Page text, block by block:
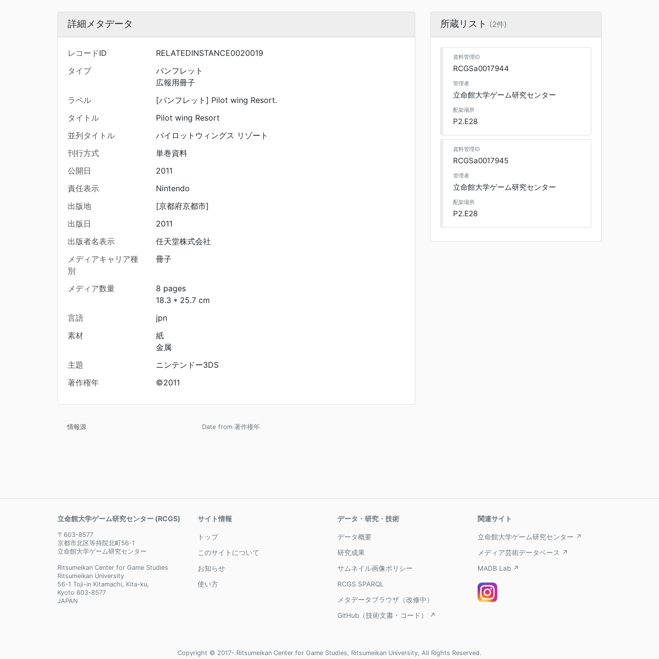
詳細メタデータ
レコードID
RELATEDINSTANCE0020019
タイプ
パンフレット
広報用冊子
ラベル
[パンフレット] Pilot wing Resort.
タイトル
Pilot wing Resort
並列タイトル
パイロットウィングス リゾート
刊行方式
単巻資料
公開日
2011
責任表示
Nintendo
出版地
[京都府京都市]
出版日
2011
出版者名表示
任天堂株式会社
メディアキャリア種
別
冊子
メディア数量
8 pages
18.3 * 25.7 cm
言語
jpn
素材
紙
金属
主題
ニンテンドー3DS
著作権年
©2011
所蔵リスト (2件)
資料管理ID
RCGSa0017944
管理者
立命館大学ゲーム研究センター
配架場所
P2.E28
資料管理ID
RCGSa0017945
管理者
立命館大学ゲーム研究センター
配架場所
P2.E28
情報源 Date from 著作権年
立命館大学ゲーム研究センター (RCGS)
〒603-8577
京都市北区等持院北町56-1
立命館大学ゲーム研究センター
Ritsumeikan Center for Game Studies
Ritsumeikan University
56-1 Toji-in Kitamachi, Kita-ku,
Kyoto 603-8577
JAPAN
サイト情報
トップ
このサイトについて
お知らせ
使い方
データ・研究・技術
データ概要
研究成果
サムネイル画像ポリシー
RCGS SPARQL
メタデータブラウザ（改修中）
GitHub（技術文書・コード） ↗
関連サイト
立命館大学ゲーム研究センター ↗
メディア芸術データベース ↗
MADB Lab ↗
Copyright © 2017- Ritsumeikan Center for Game Studies, Ritsumeikan University, All Rights Reserved.